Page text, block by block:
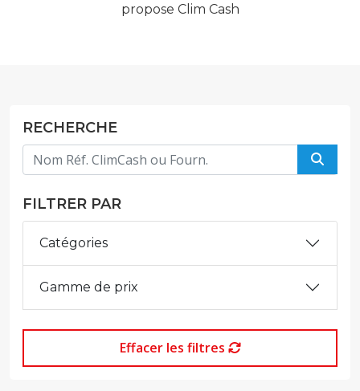
propose Clim Cash
RECHERCHE
FILTRER PAR
Catégories
Gamme de prix
Effacer les filtres